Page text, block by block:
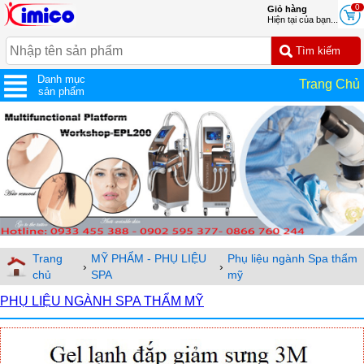
0
Giỏ hàng
Hiện tại của bạn...
Danh mục
sản phẩm
Trang Chủ
Trang
chủ
›
MỸ PHẨM - PHỤ LIỆU
SPA
›
Phụ liệu ngành Spa thẩm
mỹ
PHỤ LIỆU NGÀNH SPA THẨM MỸ